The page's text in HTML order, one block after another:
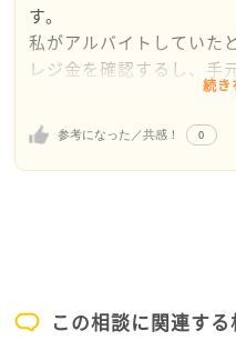
す。
この辺り会社に提案する
るのであれば多少なりと
気がしますし、自分のと
いう意識できっちりお仕
がします。
す。
私がアルバイトしていた
レジ金を確認するし、手
今後のこともあるとおも
もらい誰もが気持ちよく
続き
参考になった／共感！ 0
この相談に関連する